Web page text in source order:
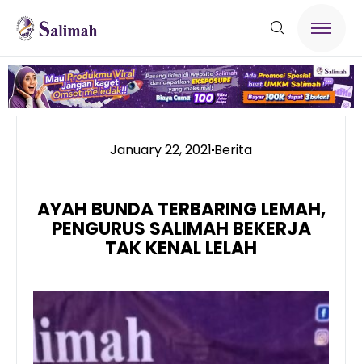
January 22, 2021 Berita
AYAH BUNDA TERBARING LEMAH,
PENGURUS SALIMAH BEKERJA
TAK KENAL LELAH